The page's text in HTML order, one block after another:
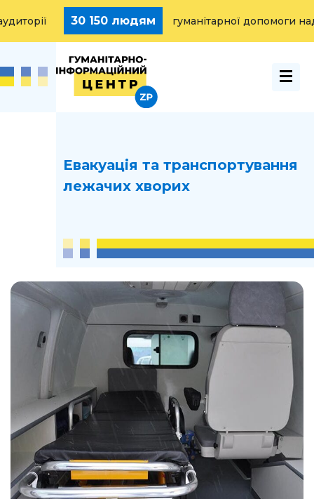
30 150 людям гуманітарної допомоги надано
Евакуація та транспортування
лежачих хворих